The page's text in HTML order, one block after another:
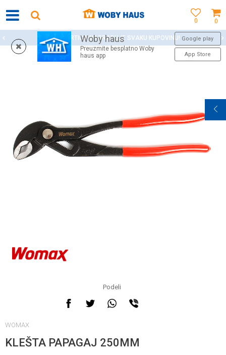
0
0
Woby haus
Preuzmite besplatno Woby
haus app
Google play
App Store
WOBY KARTICA NAGRAĐUJE SVAKU KUPOVINU!
Podeli
WOMAX
KLEŠTA PAPAGAJ 250MM